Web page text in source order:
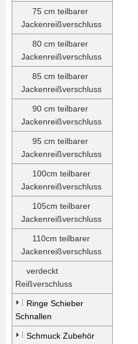
75 cm teilbarer
Jackenreißverschluss
80 cm teilbarer
Jackenreißverschluss
85 cm teilbarer
Jackenreißverschluss
90 cm teilbarer
Jackenreißverschluss
95 cm teilbarer
Jackenreißverschluss
100cm teilbarer
Jackenreißverschluss
105cm teilbarer
Jackenreißverschluss
110cm teilbarer
Jackenreißverschluss
verdeckt
Reißverschluss
Ringe Schieber
Schnallen
Schmuck Zubehör